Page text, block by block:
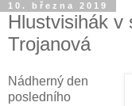
10. března 2019
Hlustvisihák v
Trojanová
Nádherný den
posledního